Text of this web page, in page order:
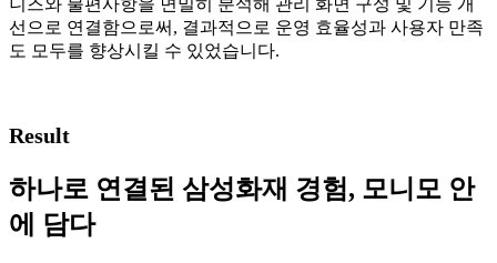
니즈와 불편사항을 면밀히 분석해 관리 화면 구성 및 기능 개
선으로 연결함으로써, 결과적으로 운영 효율성과 사용자 만족
도 모두를 향상시킬 수 있었습니다.
Result
하나로 연결된 삼성화재 경험, 모니모 안
에 담다